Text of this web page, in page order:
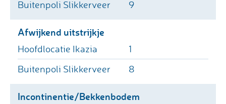
9
Afwijkend uitstrijkje
1
8
Incontinentie/Bekkenbodem